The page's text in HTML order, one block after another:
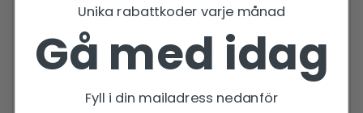
Dual Sport 3 Equipped är snabb och effektiv på
asfalt, greppsäker och betryggande på grus. Den
har en tålig och enkel 1x-drivlina från Shimano,
massor av tillbehör för pendling och
fram- och baklamporna.
Unika rabattkoder varje månad
Gå med idag
Fyll i din mailadress nedanför